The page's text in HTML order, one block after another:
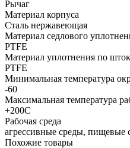
Рычаг
Материал корпуса
Сталь нержавеющая
Материал седлового
PTFE
Материал уплотнения по
PTFE
Минимальная температура
-60
Максимальная температура
+200С
Рабочая среда
агрессивные среды, пищевые
Похожие товары